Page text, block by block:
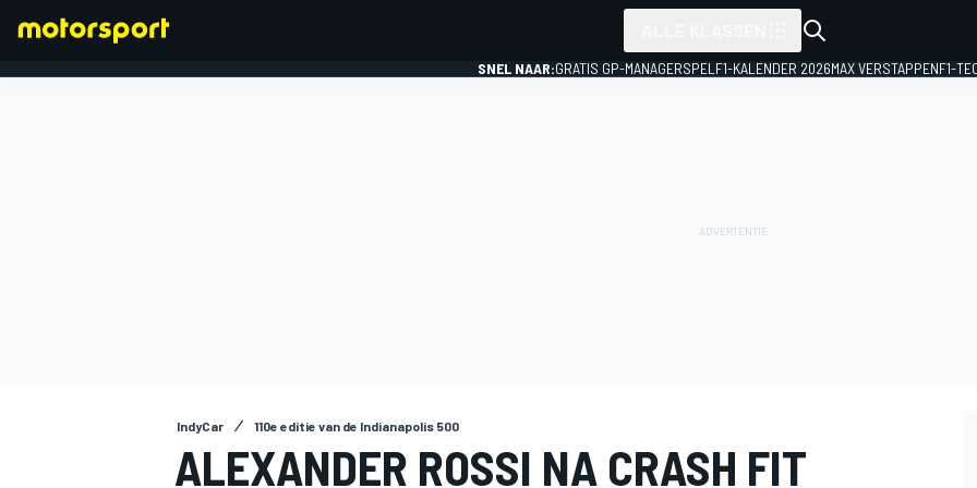
SNEL NAAR:GRATIS GP-MANAGERSPEL F1-KALENDER 2026MAX VERSTAPPENF1-
IndyCar 110e editie van de Indianapolis 500
ALEXANDER ROSSI NA CRASH FIT